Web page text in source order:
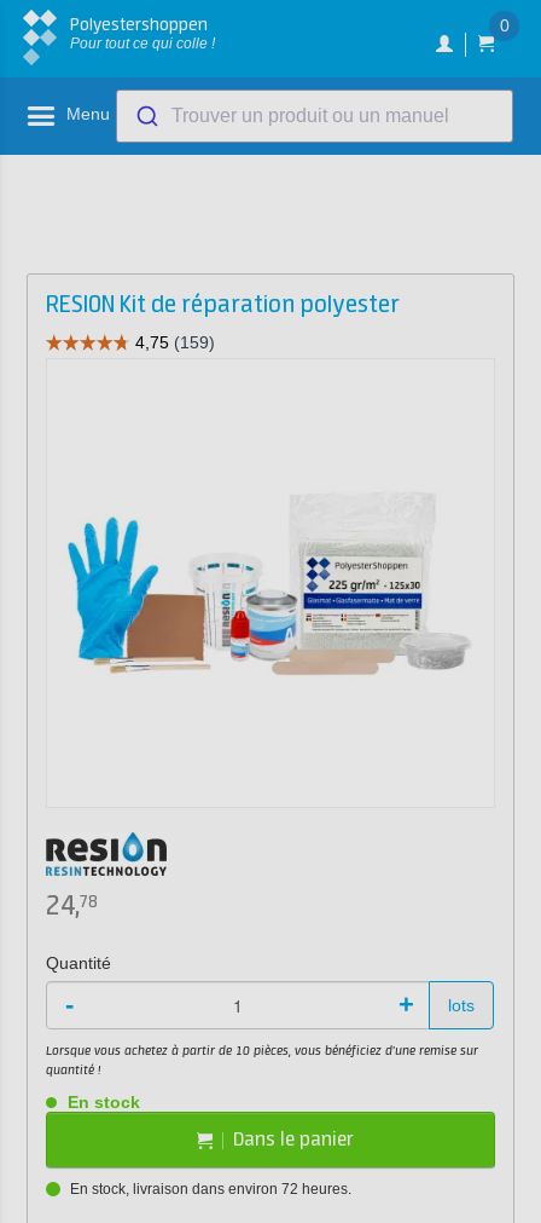
Polyestershoppen
Pour tout ce qui colle !
0
Menu Trouver un produit ou un manuel
RESION Kit de réparation polyester
24,78
Quantité
- + lots
Lorsque vous achetez à partir de 10 pièces, vous bénéficiez d'une remise sur
quantité !
En stock
Dans le panier
En stock, livraison dans environ 72 heures.